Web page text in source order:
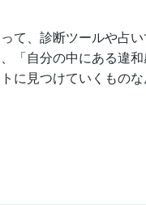
て、診断ツールや占
「自分の中にある違
に見つけていくもの